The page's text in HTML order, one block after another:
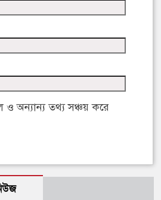
অন্যান্য তথ্য সঞ্চয় করে